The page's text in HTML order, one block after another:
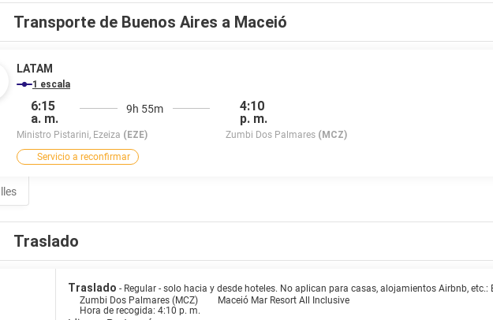
Transporte de Buenos Aires a Maceió
LATAM
1 escala
6:15
a. m.
Ministro Pistarini, Ezeiza (EZE)
9h 55m
4:10
p. m.
Zumbi Dos Palmares (MCZ)
Servicio a reconfirmar
Traslado
Traslado - Regular - solo hacia y desde hoteles. No aplican para casas, alojamientos Airbnb,
Zumbi Dos Palmares (MCZ)
Maceió Mar Resort All Inclusive
Hora de recogida: 4:10 p. m.